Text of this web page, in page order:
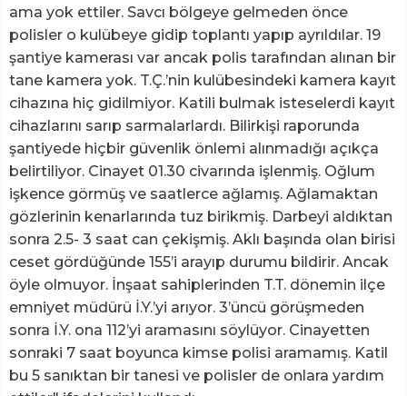
ama yok ettiler. Savcı bölgeye gelmeden önce
polisler o kulübeye gidip toplantı yapıp ayrıldılar. 19
şantiye kamerası var ancak polis tarafından alınan bir
tane kamera yok. T.Ç.’nin kulübesindeki kamera kayıt
cihazına hiç gidilmiyor. Katili bulmak isteselerdi kayıt
cihazlarını sarıp sarmalarlardı. Bilirkişi raporunda
şantiyede hiçbir güvenlik önlemi alınmadığı açıkça
belirtiliyor. Cinayet 01.30 civarında işlenmiş. Oğlum
işkence görmüş ve saatlerce ağlamış. Ağlamaktan
gözlerinin kenarlarında tuz birikmiş. Darbeyi aldıktan
sonra 2.5- 3 saat can çekişmiş. Aklı başında olan birisi
ceset gördüğünde 155’i arayıp durumu bildirir. Ancak
öyle olmuyor. İnşaat sahiplerinden T.T. dönemin ilçe
emniyet müdürü İ.Y.’yi arıyor. 3’üncü görüşmeden
sonra İ.Y. ona 112’yi aramasını söylüyor. Cinayetten
sonraki 7 saat boyunca kimse polisi aramamış. Katil
bu 5 sanıktan bir tanesi ve polisler de onlara yardım